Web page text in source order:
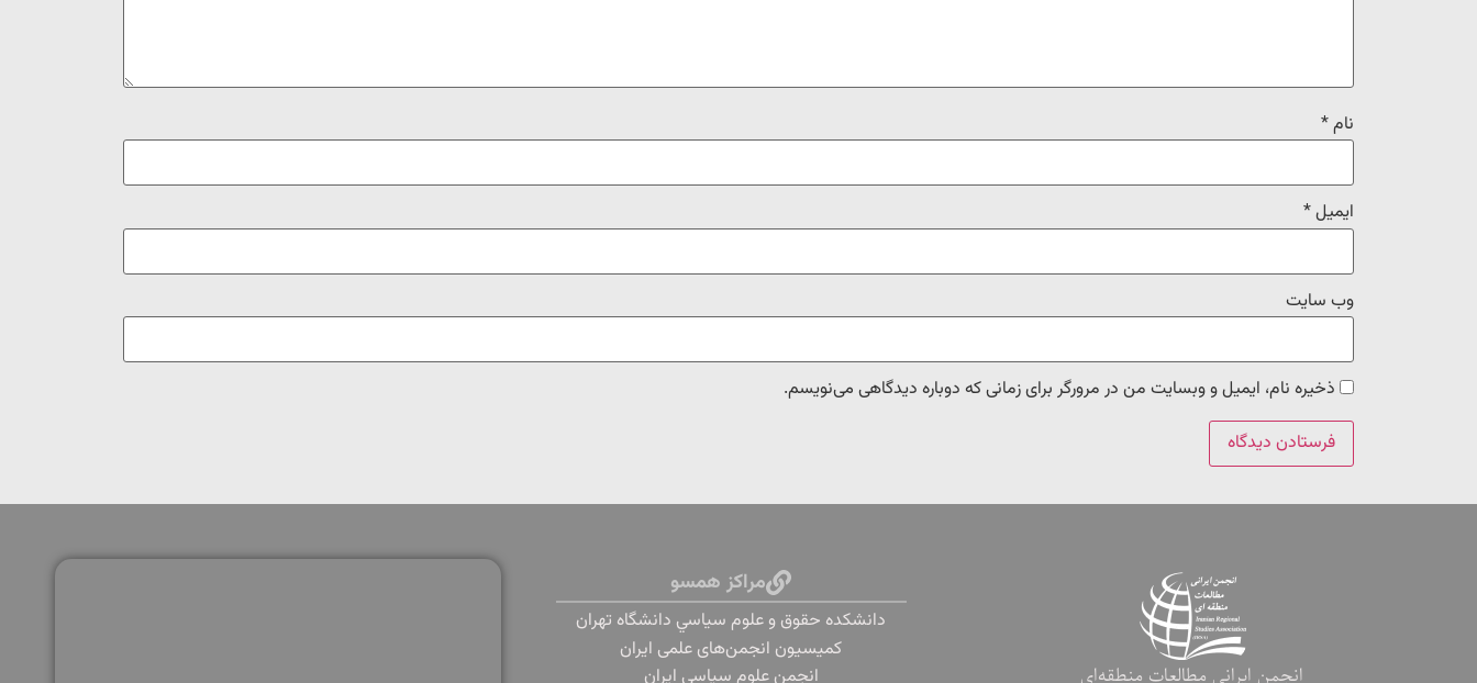
نام*
ایمیل*
وب‌ سایت
ذخیره نام، ایمیل و وبسایت من در مرورگر برای زمانی که دوباره دیدگاهی می‌نویسم.
انجمن ایرانی مطالعات منطقه‌ای
مراکز همسو
دانشكده حقوق و علوم سياسي دانشگاه تهران
کمیسیون انجمن‌های علمی ایران
انجمن علوم سیاسی ایران